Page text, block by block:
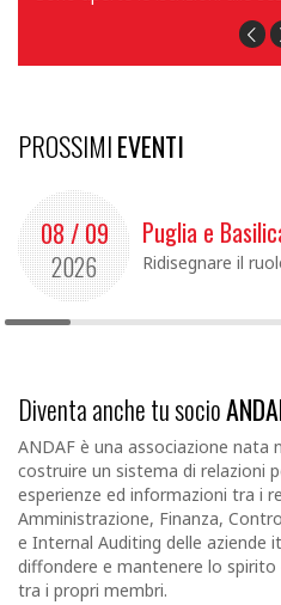
PROSSIMIEVENTI
08 / 09
2026
Puglia e
Ridisegnare il
Diventa anche tu socio
ANDAF è una associazione nata
costruire un sistema di relazioni
esperienze ed informazioni tra i
Amministrazione, Finanza,
e Internal Auditing delle aziende
diffondere e mantenere lo
tra i propri membri.